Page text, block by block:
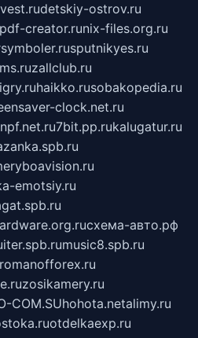
detskiy-ostrov.ru
pdf-creator.runix-files.org.ru
sputnikyes.ru
zallclub.ru
haikko.rusobakopedia.ru
clock.net.ru
npf.net.ru7bit.pp.rukalugatur.ru
emotsiy.ru
схема-авто.рф
music8.spb.ru
romanofforex.ru
zosikamery.ru
COM.SUhohota.netalimy.ru
otdelkaexp.ru